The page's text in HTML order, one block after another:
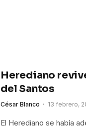
Herediano
del Santos
César Blanco 13 febrero,
El Herediano se había